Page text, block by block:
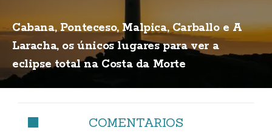
Cabana, Ponteceso, Malpica, Carballo e A
Laracha, os únicos lugares para ver a
eclipse total na Costa da Morte
COMENTARIOS